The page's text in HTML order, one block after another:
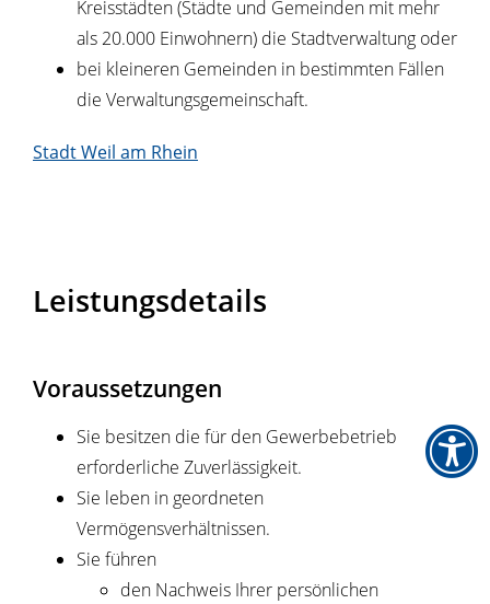
Kreisstädten (Städte und Gemeinden mit mehr
als 20.000 Einwohnern) die Stadtverwaltung oder
bei kleineren Gemeinden in bestimmten Fällen
die Verwaltungsgemeinschaft.
Stadt Weil am Rhein
Leistungsdetails
Voraussetzungen
Sie besitzen die für den Gewerbebetrieb
erforderliche Zuverlässigkeit.
Sie leben in geordneten
Vermögensverhältnissen.
Sie führen
den Nachweis Ihrer persönlichen